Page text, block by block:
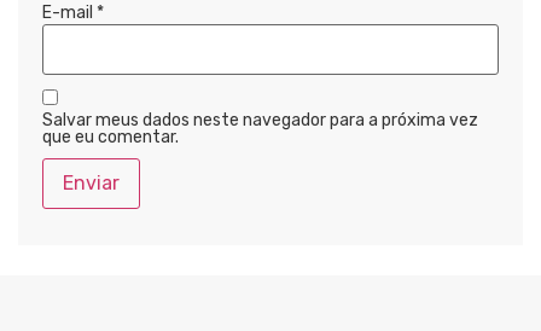
E-mail *
Salvar meus dados neste navegador para a próxima vez
que eu comentar.